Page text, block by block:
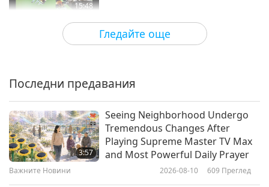
Гледайте още
15:48
Светът на животните: нашите
2021-12-10 5174
18:51
съобитатели
Arctic Animal-People and the
Devastating Impact of Climate
Change
Последни предавания
3:57
Seeing Neighborhood Undergo
Tremendous Changes After
Playing Supreme Master TV Max
and Most Powerful Daily Prayer
Важните Новини 2026-08-10 609 Преглед